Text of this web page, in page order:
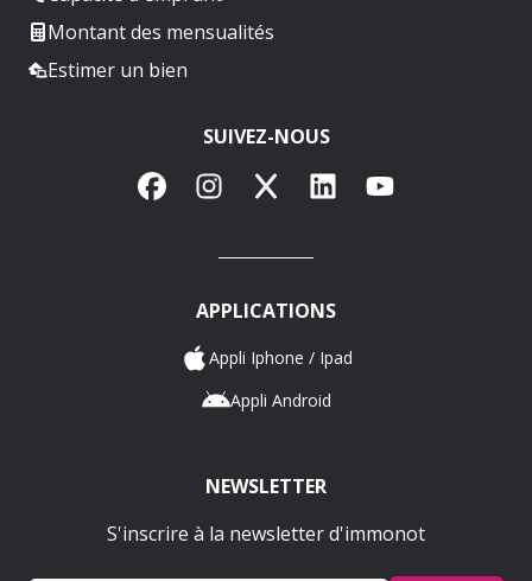
Montant des mensualités
Estimer un bien
SUIVEZ-NOUS
FacebookInstagram
X LinkedInYouTube
APPLICATIONS
Appli Iphone / Ipad
Appli Android
NEWSLETTER
S'inscrire à la newsletter d'immonot